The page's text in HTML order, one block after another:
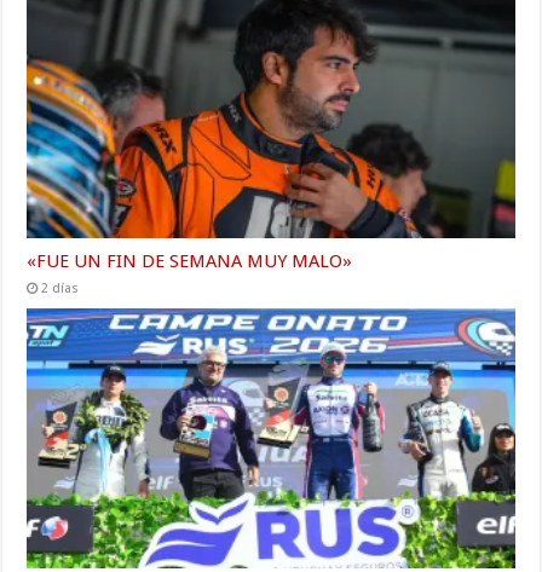
«FUE UN FIN DE SEMANA MUY MALO»
2 días